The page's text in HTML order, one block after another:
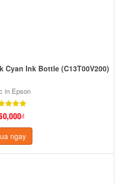
Cyan Ink Bottle (C13T00V200)
in Epson
ngay